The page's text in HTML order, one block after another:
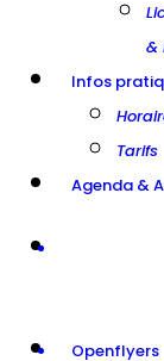
&
Infos
Tarifs
Agenda &
Openflyers